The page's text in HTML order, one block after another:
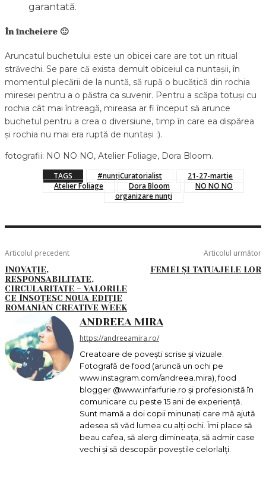
garantată.
În încheiere 🙂
Aruncatul buchetului este un obicei care are tot un ritual
străvechi. Se pare că exista demult obiceiul ca nuntașii, în
momentul plecării de la nuntă, să rupă o bucățică din rochia
miresei pentru a o păstra ca suvenir. Pentru a scăpa totuși cu
rochia cât mai întreagă, mireasa ar fi început să arunce
buchetul pentru a crea o diversiune, timp în care ea dispărea
și rochia nu mai era ruptă de nuntași :).
fotografii: NO NO NO, Atelier Foliage, Dora Bloom.
TAGS #nunțiCuratorialist
21-27-martie
Atelier Foliage
Dora Bloom
NO NO NO
organizare nunți
Articolul precedent
INOVAȚIE,
RESPONSABILITATE,
CIRCULARITATE – VALORILE
CE ÎNSOȚESC NOUA EDIȚIE
ROMANIAN CREATIVE WEEK
Articolul următor
FEMEI ȘI TATUAJELE LOR
ANDREEA MIRA
https://andreeamira.ro/
Creatoare de povești scrise și vizuale.
Fotografă de food (aruncă un ochi pe
www.instagram.com/andreea.mira), food
blogger @www.infarfurie.ro și profesionistă în
comunicare cu peste 15 ani de experiență.
Sunt mamă a doi copii minunați care mă ajută
adesea să văd lumea cu alți ochi. Îmi place să
beau cafea, să alerg dimineața, să admir case
vechi și să descopăr poveștile celorlalți.